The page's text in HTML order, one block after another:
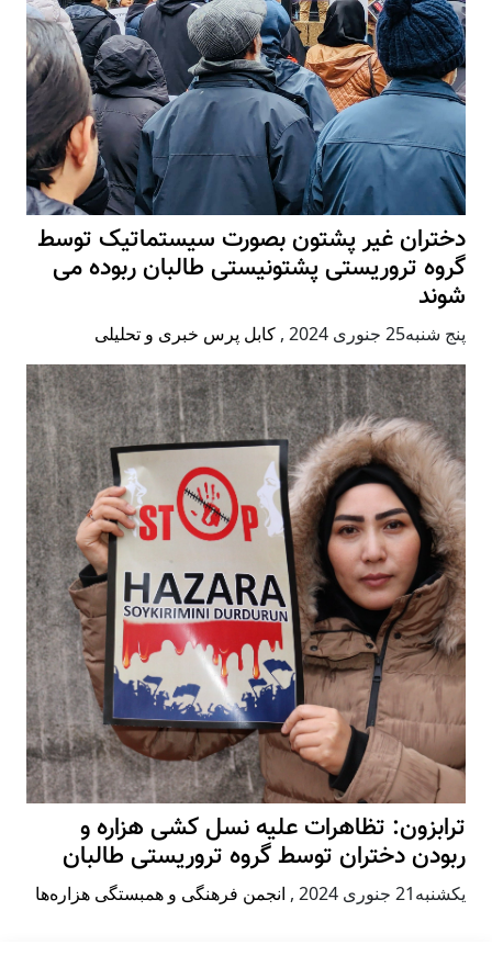
دختران غیر پشتون بصورت سیستماتیک توسط
گروه تروریستی پشتونیستی طالبان ربوده می
شوند
پنج شنبه25 جنوری 2024 , کابل پرس خبری و تحلیلی
ترابزون: تظاهرات علیه نسل کشی هزاره و
ربودن دختران توسط گروه تروریستی طالبان
يكشنبه21 جنوری 2024 , انجمن فرهنگی و همبستگی هزاره‌ها